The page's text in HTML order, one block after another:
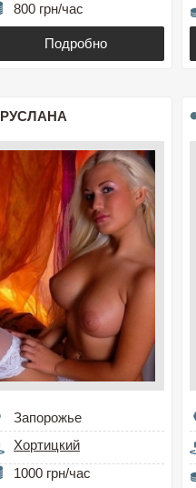
800 грн/час
Подробно
РУСЛАНА
Запорожье
Хортицкий
1000 грн/час